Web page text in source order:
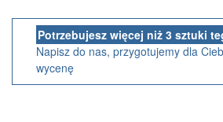
Potrzebujesz więcej niż 3 sztuki
Napisz do nas, przygotujemy dla
wycenę